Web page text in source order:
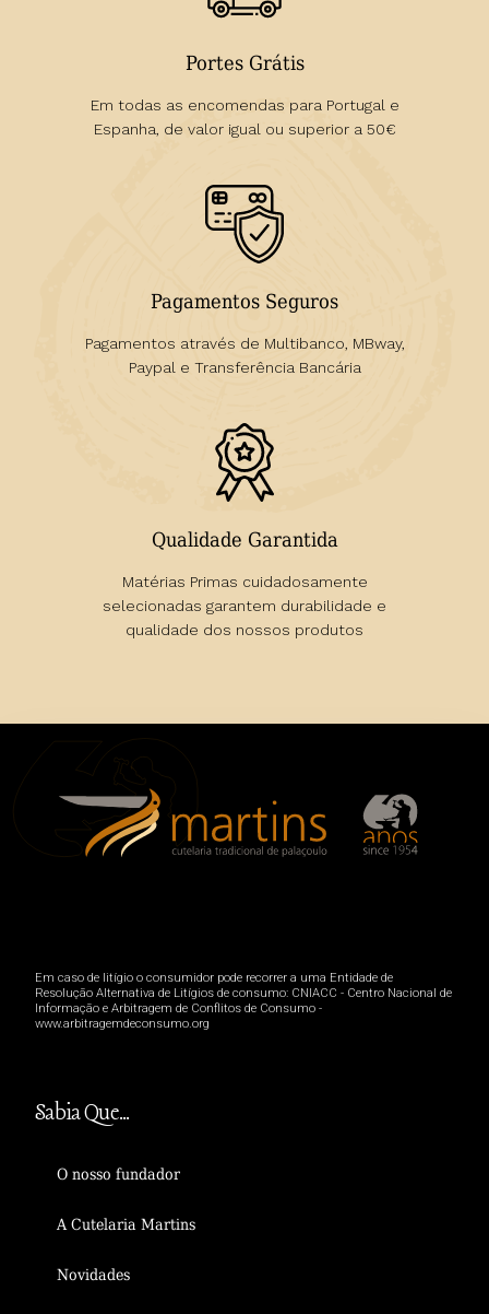
Portes Grátis
Em todas as encomendas para Portugal e
Espanha, de valor igual ou superior a 50€
Pagamentos Seguros
Pagamentos através de Multibanco, MBway,
Paypal e Transferência Bancária
Qualidade Garantida
Matérias Primas cuidadosamente
selecionadas garantem durabilidade e
qualidade dos nossos produtos
Em caso de litígio o consumidor pode recorrer a uma Entidade de
Resolução Alternativa de Litígios de consumo: CNIACC - Centro Nacional de
Informação e Arbitragem de Conflitos de Consumo -
www.arbitragemdeconsumo.org
Sabia Que...
O nosso fundador
A Cutelaria Martins
Novidades